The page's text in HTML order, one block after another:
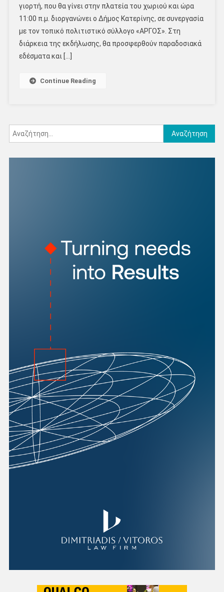
γιορτή, που θα γίνει στην πλατεία του χωριού και ώρα
11:00 π.μ. διοργανώνει ο Δήμος Κατερίνης, σε συνεργασία
με τον τοπικό πολιτιστικό σύλλογο «ΑΡΓΟΣ». Στη
διάρκεια της εκδήλωσης, θα προσφερθούν παραδοσιακά
εδέσματα και […]
Continue Reading
Αναζήτηση
για: